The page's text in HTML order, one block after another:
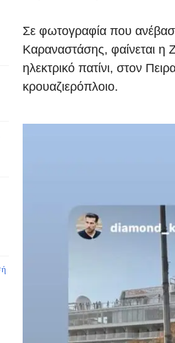
Σε φωτογραφία που
Καραναστάσης, φαίνεται
ηλεκτρικό πατίνι, στον
κρουαζιερόπλοιο.